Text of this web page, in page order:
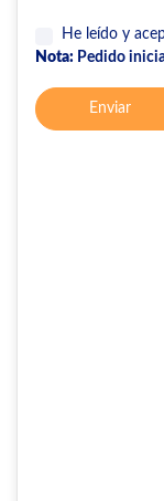
He leído y
Nota: Pedido
Enviar